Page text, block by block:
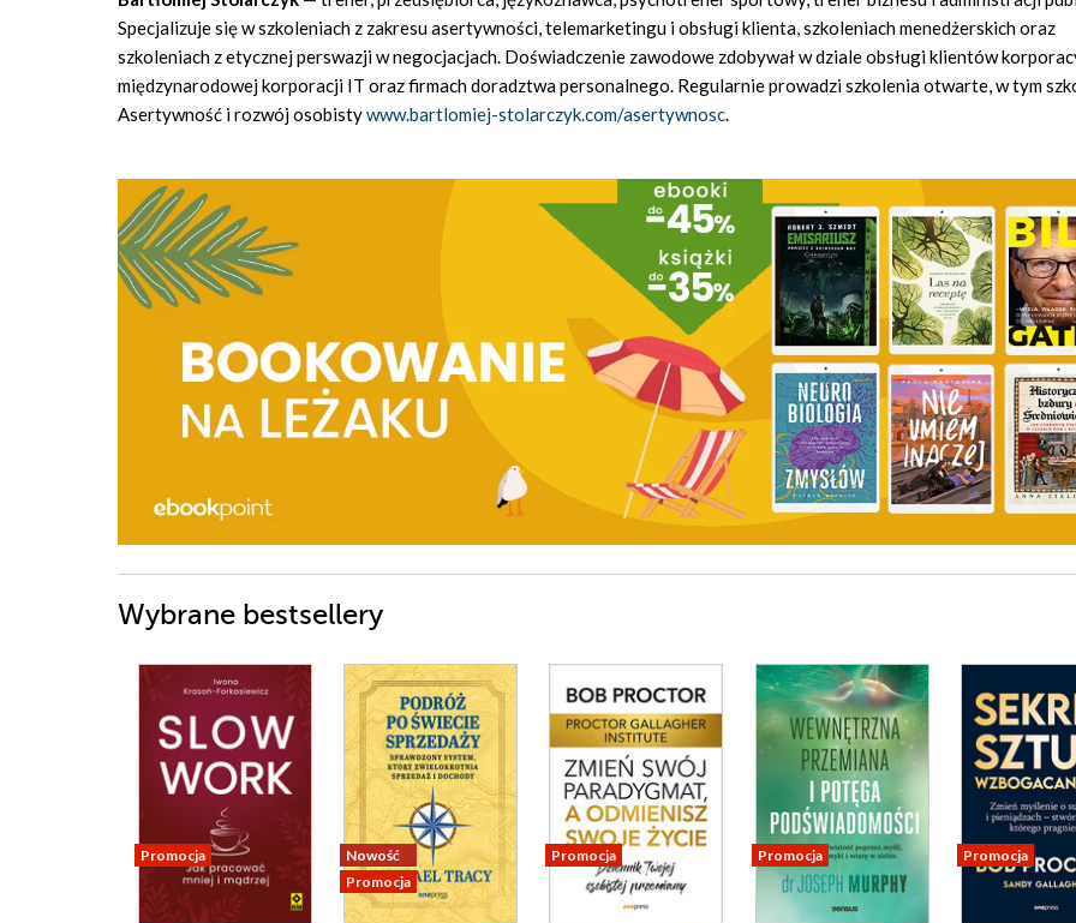
Specjalizuje się w szkoleniach z zakresu asertywności, telemarketingu i obsługi klienta, szkoleniach menedżerskich oraz
szkoleniach z etycznej perswazji w negocjacjach. Doświadczenie zawodowe zdobywał w dziale obsługi klientów
międzynarodowej korporacji IT oraz firmach doradztwa personalnego. Regularnie prowadzi szkolenia otwarte, w tym
Asertywność i rozwój osobistywww.bartlomiej-stolarczyk.com/asertywnosc.
Wybrane bestsellery
Promocja
Nowość
Promocja
Promocja Promocja Promocja